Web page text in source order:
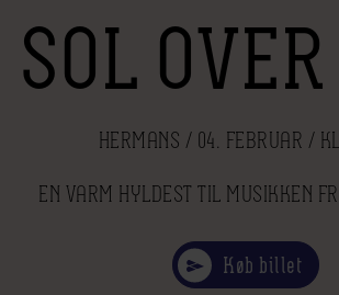
HERMANS / 04. FEBRUAR /
EN VARM HYLDEST TIL MUSIKKEN
Køb billet